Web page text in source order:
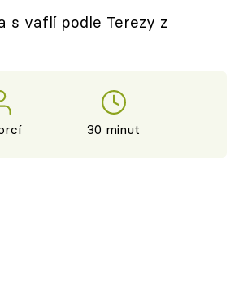
s vaflí podle Terezy z
30 minut